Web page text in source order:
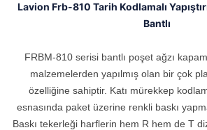
Lavion Frb-810 Tarih Kodlamalı
Bantlı
FRBM-810 serisi bantlı poşet ağzı
malzemelerden yapılmış olan bir çok
özelliğine sahiptir. Katı mürekkep
esnasında paket üzerine renkli baskı
Baskı tekerleği harflerin hem R hem de T